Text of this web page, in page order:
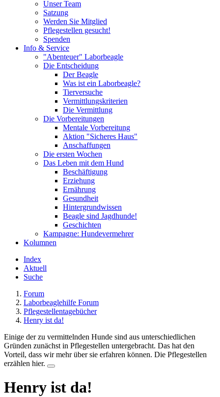
Unser Team
Satzung
Werden Sie Mitglied
Pflegestellen gesucht!
Spenden
Info & Service
"Abenteuer" Laborbeagle
Die Entscheidung
Der Beagle
Was ist ein Laborbeagle?
Tierversuche
Vermittlungskriterien
Die Vermittlung
Die Vorbereitungen
Mentale Vorbereitung
Aktion "Sicheres Haus"
Anschaffungen
Die ersten Wochen
Das Leben mit dem Hund
Beschäftigung
Erziehung
Ernährung
Gesundheit
Hintergrundwissen
Beagle sind Jagdhunde!
Geschichten
Kampagne: Hundevermehrer
Kolumnen
Index
Aktuell
Suche
Forum
Laborbeaglehilfe Forum
Pflegestellentagebücher
Henry ist da!
Einige der zu vermittelnden Hunde sind aus unterschiedlichen
Gründen zunächst in Pflegestellen untergebracht. Das hat den
Vorteil, dass wir mehr über sie erfahren können. Die Pflegestellen
erzählen hier.
Henry ist da!